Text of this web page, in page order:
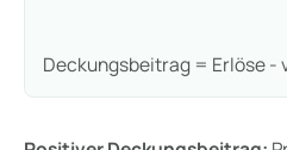
Deckungsbeitrag = Erlöse -